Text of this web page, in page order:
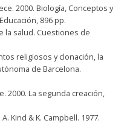
2000. Biología, Conceptos y
896 pp.
la salud. Cuestiones de
religiosos y clonación, la
de Barcelona.
2000. La segunda creación,
Kind & K. Campbell. 1977.